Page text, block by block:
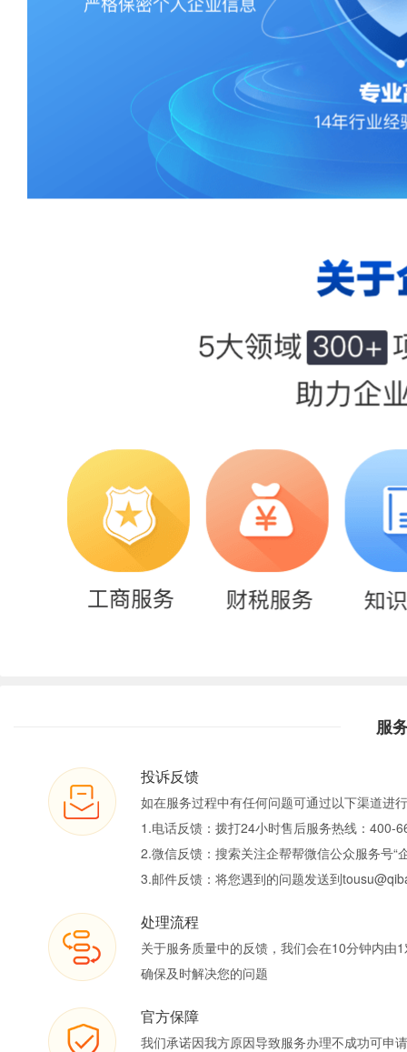
服
投诉反馈
如在服务过程中有任何问题可通过以下渠道进
1.电话反馈：拨打24小时售后服务热线：400-
2.微信反馈：搜索关注企帮帮微信公众服务号“
3.邮件反馈：将您遇到的问题发送到
处理流程
关于服务质量中的反馈，我们会在10分钟内由
确保及时解决您的问题
官方保障
我们承诺因我方原因导致服务办理不成功可申